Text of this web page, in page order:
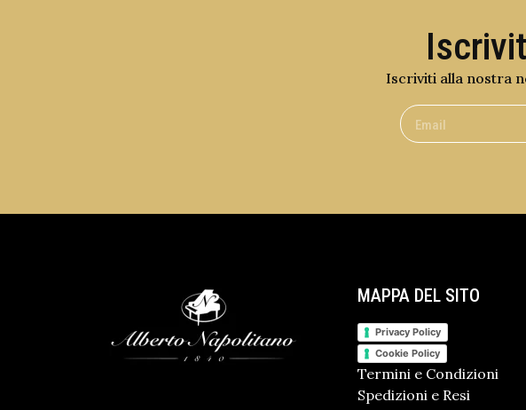
Iscriviti alla nostra
MAPPA DEL SITO
Privacy Policy
Cookie Policy
Termini e Condizioni
Spedizioni e Resi